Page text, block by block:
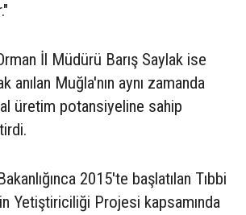
İl Müdürü Barış Saylak ise
anılan Muğla'nın aynı zamanda
üretim potansiyeline sahip
2015'te başlatılan Tıbbi
Yetiştiriciliği Projesi kapsamında